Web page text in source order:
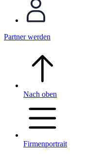
Partner werden
Nach oben
Firmenportrait